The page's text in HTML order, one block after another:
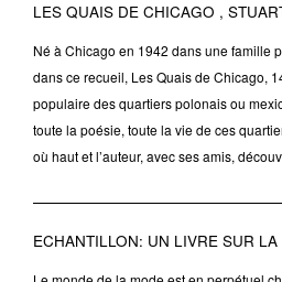
LES QUAIS DE CHICAGO ,
Né à Chicago en 1942 dans une famille
dans ce recueil, Les Quais de Chicago,
populaire des quartiers polonais ou
toute la poésie, toute la vie de ces
où haut et l’auteur, avec ses amis,
ECHANTILLON: UN LIVRE SUR LA